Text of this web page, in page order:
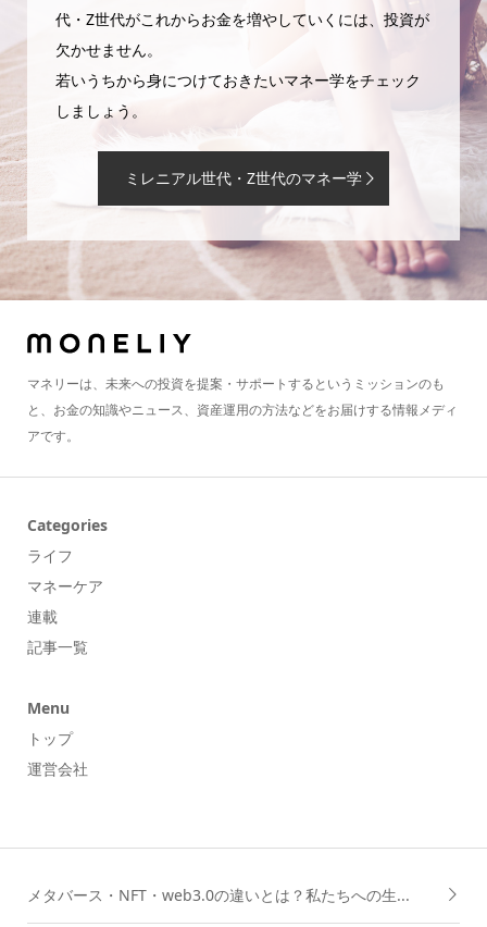
代・Z世代がこれからお金を増やしていくには、投資が
欠かせません。
若いうちから身につけておきたいマネー学をチェック
しましょう。
ミレニアル世代・Z世代のマネー学
マネリーは、未来への投資を提案・サポートするというミッションのも
と、お金の知識やニュース、資産運用の方法などをお届けする情報メディ
アです。
Categories
ライフ
マネーケア
連載
記事一覧
Menu
トップ
運営会社
メタバース・NFT・web3.0の違いとは？私たちへの生...